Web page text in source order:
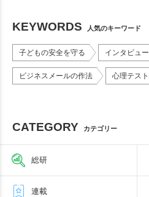
KEYWORDS 人気のキーワード
子どもの安全を守る インタビュー
ビジネスメールの作法 心理テスト
CATEGORY カテゴリー
総研
連載